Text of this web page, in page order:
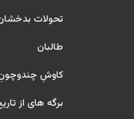
تحولات
طالبان
کاوشِ چندو‌چونِ
برگه های از